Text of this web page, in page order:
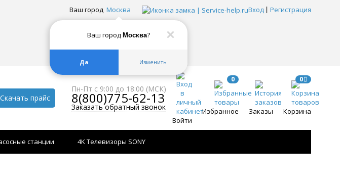
Ваш город Москва?
Да Изменить
Ваш город Москва Вход Регистрация
Скачать прайс
Пн-Пт с 9:00 до 18:00 (МСК)
8(800)775-62-13
Заказать обратный звонок
Войти
0
Избранное Заказы
0
Корзина
станции 4K Телевизоры SONY